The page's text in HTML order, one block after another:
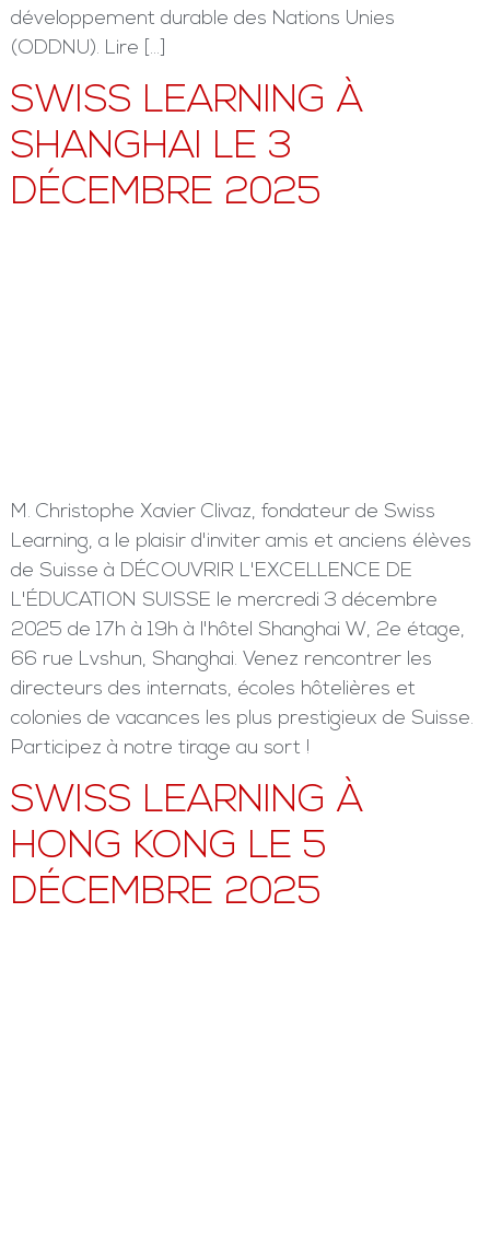
développement durable des Nations Unies
(ODDNU). Lire […]
SWISS LEARNING À
SHANGHAI LE 3
DÉCEMBRE 2025
M. Christophe Xavier Clivaz, fondateur de Swiss
Learning, a le plaisir d'inviter amis et anciens élèves
de Suisse à DÉCOUVRIR L'EXCELLENCE DE
L'ÉDUCATION SUISSE le mercredi 3 décembre
2025 de 17h à 19h à l'hôtel Shanghai W, 2e étage,
66 rue Lvshun, Shanghai. Venez rencontrer les
directeurs des internats, écoles hôtelières et
colonies de vacances les plus prestigieux de Suisse.
Participez à notre tirage au sort !
SWISS LEARNING À
HONG KONG LE 5
DÉCEMBRE 2025